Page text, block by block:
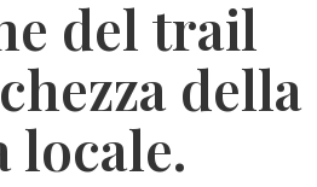
deltrail
della
locale.